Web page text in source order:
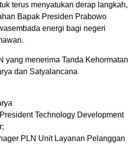
terus menyatukan derap langkah,
Bapak Presiden Prabowo
energi bagi negeri
yang menerima Tanda Kehormatan
dan Satyalancana
Technology Development
PLN Unit Layanan Pelanggan